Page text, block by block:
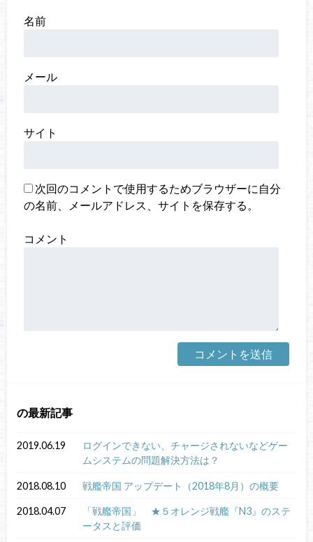
名前
メール
サイト
次回のコメントで使用するためブラウザーに自分
の名前、メールアドレス、サイトを保存する。
コメント
の最新記事
2019.06.19
ログインできない、チャージされないなどゲー
ムシステムの問題解決方法は？
2018.08.10 戦艦帝国 アップデート（2018年8月）の概要
2018.04.07
「戦艦帝国」 ★５オレンジ戦艦『N3』のステ
ータスと評価